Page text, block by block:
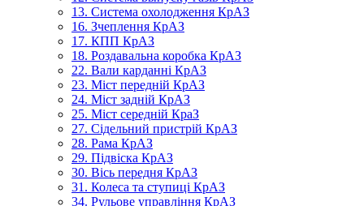
13. Система охолодження КрАЗ
16. Зчеплення КрАЗ
17. КПП КрАЗ
18. Роздавальна коробка КрАЗ
22. Вали карданні КрАЗ
23. Міст передній КрАЗ
24. Міст задній КрАЗ
25. Міст середній КраЗ
27. Сідельний пристрій КрАЗ
28. Рама КрАЗ
29. Підвіска КрАЗ
30. Вісь передня КрАЗ
31. Колеса та ступиці КрАЗ
34. Рульове управління КрАЗ